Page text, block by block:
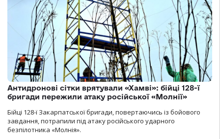
Антидронові сітки врятували «Хамві»: бійці 128-ї
бригади пережили атаку російської «Молнії»
Бійці 128-ї Закарпатської бригади, повертаючись із бойового
завдання, потрапили під атаку російського ударного
безпілотника «Молнія».